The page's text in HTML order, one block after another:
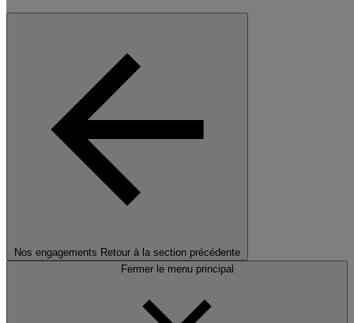
Nos engagements Retour à la section précédente
Fermer le menu principal